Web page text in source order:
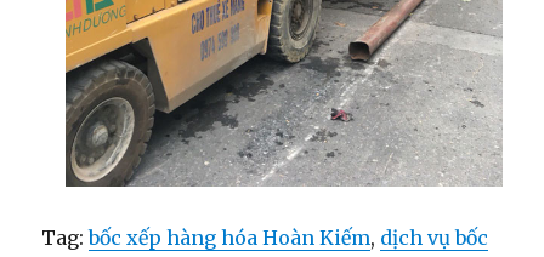
Tag:bốc xếp hàng hóa Hoàn Kiếm, dịch vụ bốc